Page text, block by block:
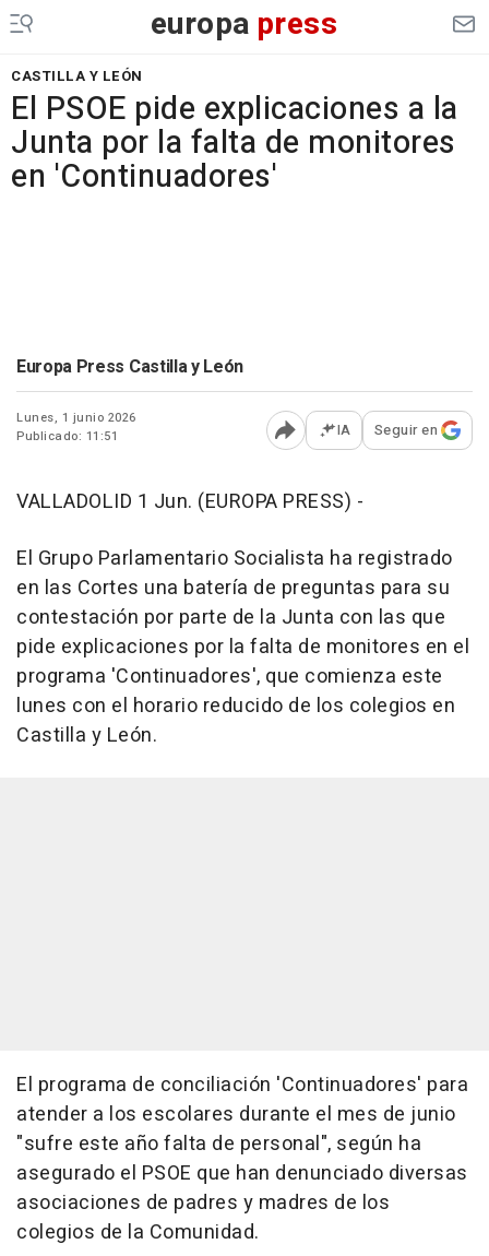
europa press
CASTILLA Y LEÓN
El PSOE pide explicaciones a la
Junta por la falta de monitores
en 'Continuadores'
Europa Press Castilla y León
Lunes, 1 junio 2026
Publicado: 11:51
Abrir opciones para
IA Seguir en
VALLADOLID 1 Jun. (EUROPA PRESS) -
El Grupo Parlamentario Socialista ha registrado
en las Cortes una batería de preguntas para su
contestación por parte de la Junta con las que
pide explicaciones por la falta de monitores en el
programa 'Continuadores', que comienza este
lunes con el horario reducido de los colegios en
Castilla y León.
El programa de conciliación 'Continuadores' para
atender a los escolares durante el mes de junio
"sufre este año falta de personal", según ha
asegurado el PSOE que han denunciado diversas
asociaciones de padres y madres de los
colegios de la Comunidad.